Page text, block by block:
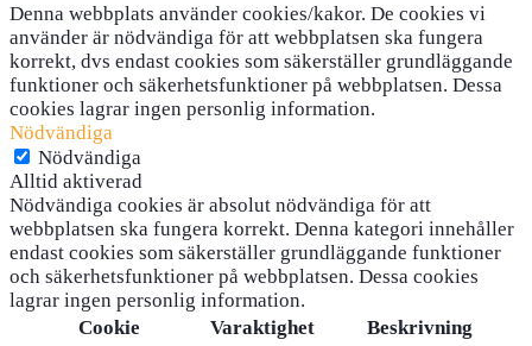
Denna webbplats använder cookies/kakor. De cookies vi
använder är nödvändiga för att webbplatsen ska fungera
korrekt, dvs endast cookies som säkerställer grundläggande
funktioner och säkerhetsfunktioner på webbplatsen. Dessa
cookies lagrar ingen personlig information.
Nödvändiga
Nödvändiga
Alltid aktiverad
Nödvändiga cookies är absolut nödvändiga för att
webbplatsen ska fungera korrekt. Denna kategori innehåller
endast cookies som säkerställer grundläggande funktioner
och säkerhetsfunktioner på webbplatsen. Dessa cookies
lagrar ingen personlig information.
Cookie
Varaktighet Beskrivning